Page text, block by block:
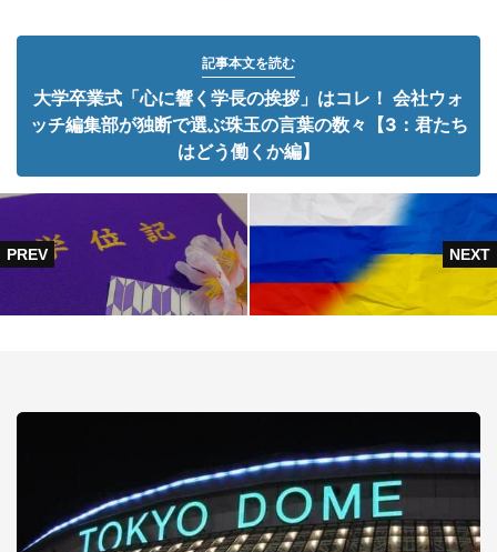
記事本文を読む
大学卒業式「心に響く学長の挨拶」はコレ！ 会社ウォ
ッチ編集部が独断で選ぶ珠玉の言葉の数々【3：君たち
はどう働くか編】